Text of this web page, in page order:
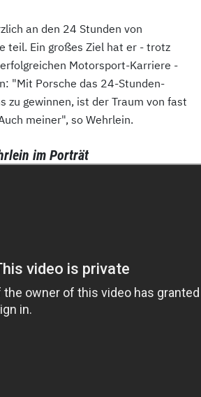
an den 24 Stunden von
teil. Ein großes Ziel hat er - trotz
Motorsport-Karriere -
"Mit Porsche das 24-Stunden-
zu gewinnen, ist der Traum von fast
meiner", so Wehrlein.
im Porträt